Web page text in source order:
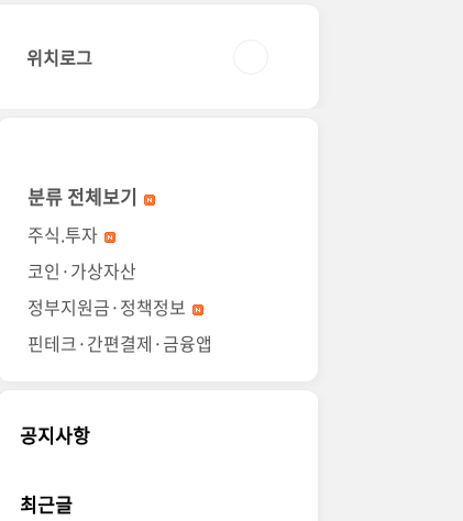
위치로그
분류 전체보기
주식.투자
코인·가상자산
정부지원금·정책정보
핀테크·간편결제·금융앱
공지사항
최근글